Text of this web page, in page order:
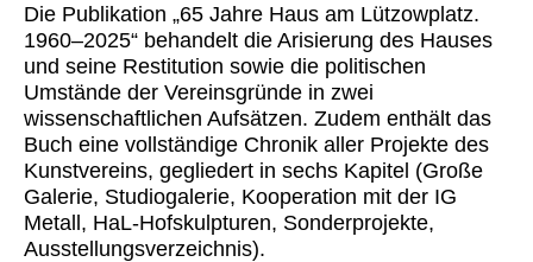
Die Publikation „65 Jahre Haus am Lützowplatz.
1960–2025“ behandelt die Arisierung des Hauses
und seine Restitution sowie die politischen
Umstände der Vereinsgründe in zwei
wissenschaftlichen Aufsätzen. Zudem enthält das
Buch eine vollständige Chronik aller Projekte des
Kunstvereins, gegliedert in sechs Kapitel (Große
Galerie, Studiogalerie, Kooperation mit der IG
Metall, HaL-Hofskulpturen, Sonderprojekte,
Ausstellungsverzeichnis).